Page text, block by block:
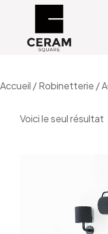
Accueil /Robinetterie /
Voici le seul résultat